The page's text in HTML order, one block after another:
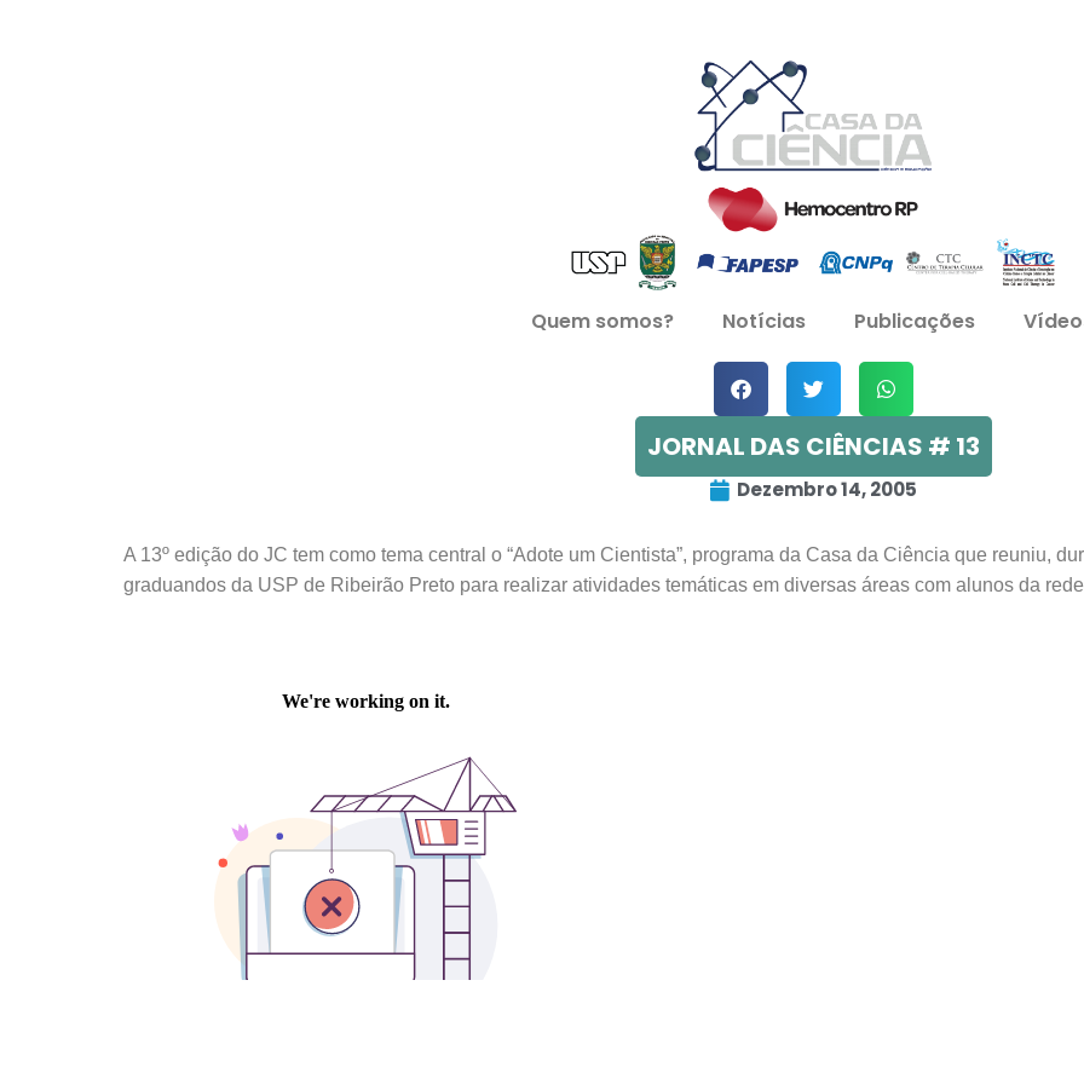
Quem somos? Notícias Publicações
JORNAL DAS CIÊNCIAS # 13
Dezembro 14, 2005
A 13º edição do JC tem como tema central o “Adote um Cientista”, programa da Casa da Ciência que reuniu,
graduandos da USP de Ribeirão Preto para realizar atividades temáticas em diversas áreas com alunos da